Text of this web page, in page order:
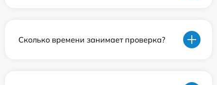
Сколько времени занимает проверка?